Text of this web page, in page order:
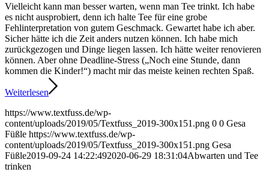
Vielleicht kann man besser warten, wenn man Tee trinkt. Ich habe
es nicht ausprobiert, denn ich halte Tee für eine grobe
Fehlinterpretation von gutem Geschmack. Gewartet habe ich aber.
Sicher hätte ich die Zeit anders nutzen können. Ich habe mich
zurückgezogen und Dinge liegen lassen. Ich hätte weiter renovieren
können. Aber ohne Deadline-Stress („Noch eine Stunde, dann
kommen die Kinder!“) macht mir das meiste keinen rechten Spaß.
Weiterlesen
https://www.textfuss.de/wp-
content/uploads/2019/05/Textfuss_2019-300x151.png 0 0 Gesa
Füßle https://www.textfuss.de/wp-
content/uploads/2019/05/Textfuss_2019-300x151.png Gesa
Füßle2019-09-24 14:22:492020-06-29 18:31:04Abwarten und Tee
trinken